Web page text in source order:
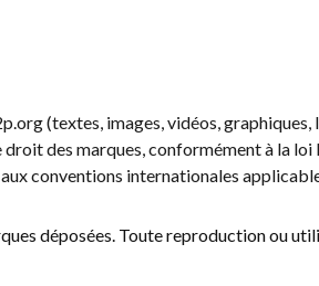
(textes, images, vidéos,
des marques, conformément à la
conventions internationales
déposées. Toute reproduction ou